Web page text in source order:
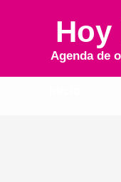
Hoy
Agenda de